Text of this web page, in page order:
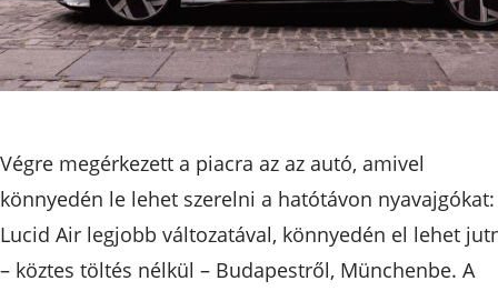
Végre megérkezett a piacra az az autó, amivel
könnyedén le lehet szerelni a hatótávon
Lucid Air legjobb változatával, könnyedén el lehet
– köztes töltés nélkül – Budapestről, Münchenbe. A